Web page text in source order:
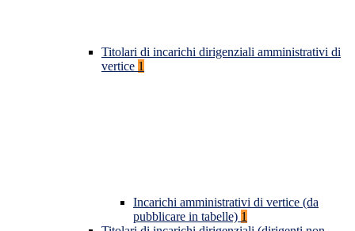
Titolari di incarichi dirigenziali amministrativi di
vertice 1
Incarichi amministrativi di vertice (da
pubblicare in tabelle) 1